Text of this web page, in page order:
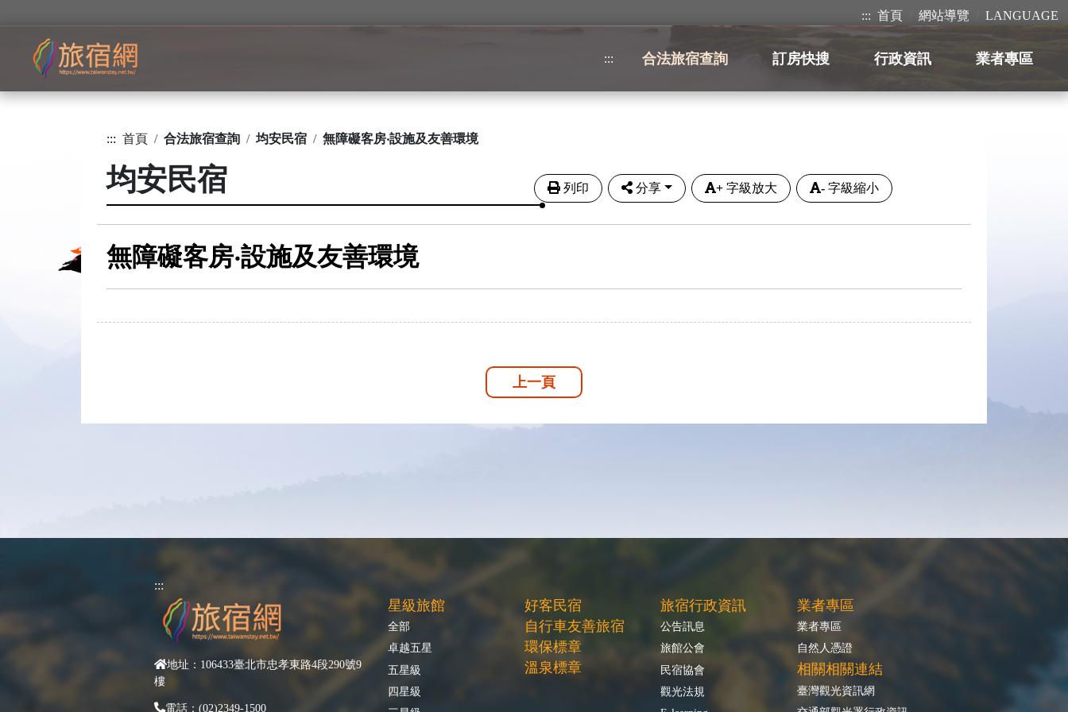
::: 首頁 網站導覽 LANGUAGE
::: 合法旅宿查詢 訂房快搜 行政資訊 業者專區
::: 首頁 合法旅宿查詢 均安民宿 無障礙客房‧設施及友善環境
均安民宿 列印 分享 + 字級放大 - 字級縮小
無障礙客房‧設施及友善環境
上一頁
:::
地址：106433臺北市忠孝東路4段290號9
樓
電話：(02)2349-1500
星級旅館
全部
卓越五星
五星級
四星級
好客民宿
自行車友善旅宿
環保標章
溫泉標章
旅宿行政資訊
公告訊息
旅館公會
民宿協會
觀光法規
業者專區
業者專區
自然人憑證
相關相關連結
臺灣觀光資訊網